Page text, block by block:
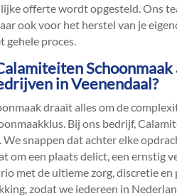
offerte wordt opgesteld.​ Ons
ook voor het herstel van je
gehele proces.​
in Veenendaal?
draait alles om de
Bij ons bedrijf,
snappen dat achter elke
om een plaats delict, een ernstig
met de ultieme zorg, discretie
zodat we iedereen in